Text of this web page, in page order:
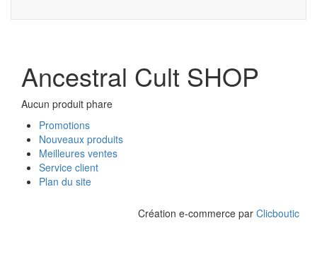
Ancestral Cult SHOP
Aucun produit phare
Promotions
Nouveaux produits
Meilleures ventes
Service client
Plan du site
Création e-commerce par Clicboutic